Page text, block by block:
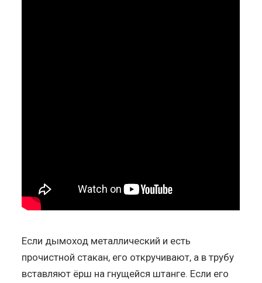
Если дымоход металлический и есть
прочистной стакан, его откручивают, а в трубу
вставляют ёрш на гнущейся штанге. Если его